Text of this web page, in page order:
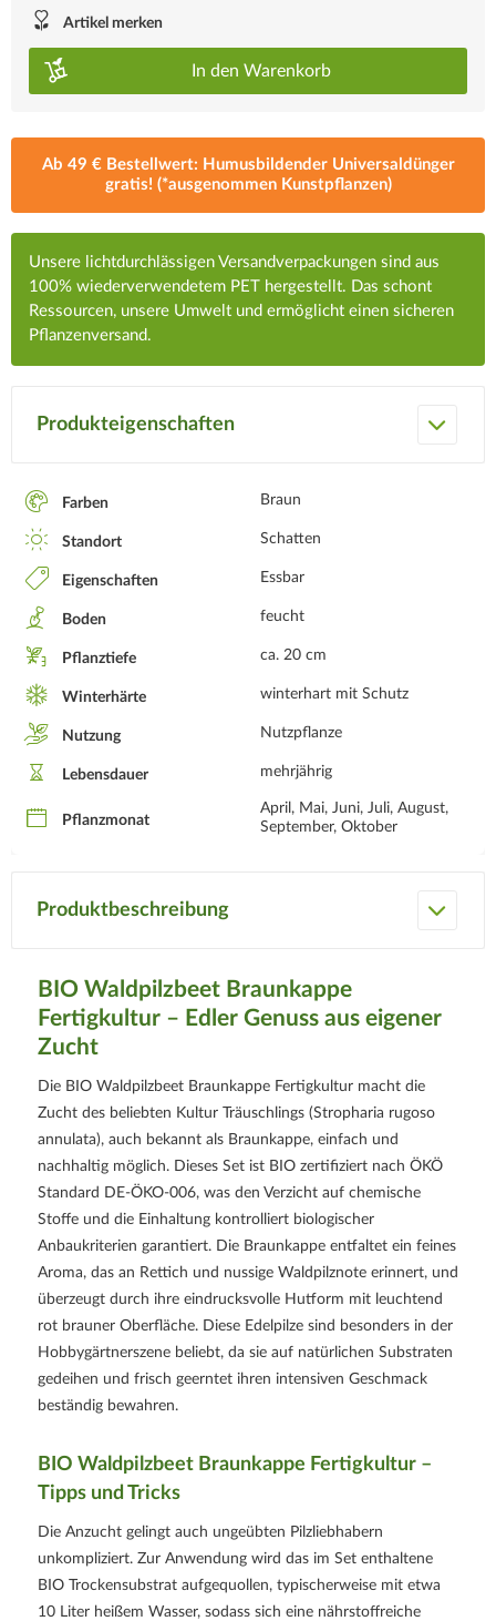
Artikel merken
In den Warenkorb
Ab 49 € Bestellwert: Humusbildender Universaldünger
gratis! (*ausgenommen Kunstpflanzen)
Unsere lichtdurchlässigen Versandverpackungen sind aus
100% wiederverwendetem PET hergestellt. Das schont
Ressourcen, unsere Umwelt und ermöglicht einen sicheren
Pflanzenversand.
Produkteigenschaften
Farben Braun
Standort Schatten
Eigenschaften Essbar
Boden feucht
Pflanztiefe ca. 20 cm
Winterhärte winterhart mit Schutz
Nutzung Nutzpflanze
Lebensdauer mehrjährig
Pflanzmonat
April, Mai, Juni, Juli, August,
September, Oktober
Produktbeschreibung
BIO Waldpilzbeet Braunkappe
Fertigkultur – Edler Genuss aus eigener
Zucht
Die BIO Waldpilzbeet Braunkappe Fertigkultur macht die
Zucht des beliebten Kultur Träuschlings (Stropharia rugoso
annulata), auch bekannt als Braunkappe, einfach und
nachhaltig möglich. Dieses Set ist BIO zertifiziert nach ÖKÖ
Standard DE-ÖKO-006, was den Verzicht auf chemische
Stoffe und die Einhaltung kontrolliert biologischer
Anbaukriterien garantiert. Die Braunkappe entfaltet ein feines
Aroma, das an Rettich und nussige Waldpilznote erinnert, und
überzeugt durch ihre eindrucksvolle Hutform mit leuchtend
rot brauner Oberfläche. Diese Edelpilze sind besonders in der
Hobbygärtnerszene beliebt, da sie auf natürlichen Substraten
gedeihen und frisch geerntet ihren intensiven Geschmack
beständig bewahren.
BIO Waldpilzbeet Braunkappe Fertigkultur –
Tipps und Tricks
Die Anzucht gelingt auch ungeübten Pilzliebhabern
unkompliziert. Zur Anwendung wird das im Set enthaltene
BIO Trockensubstrat aufgequollen, typischerweise mit etwa
10 Liter heißem Wasser, sodass sich eine nährstoffreiche